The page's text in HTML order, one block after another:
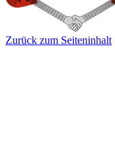
Zurück zum Seiteninhalt